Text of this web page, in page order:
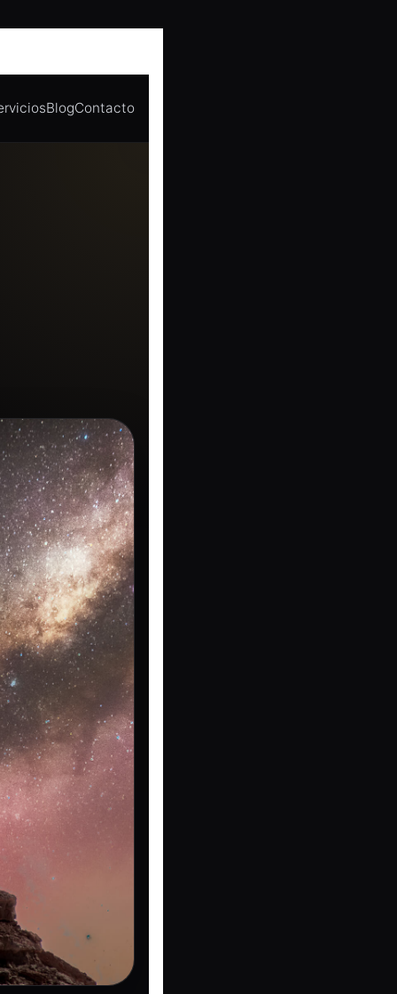
BlogContacto